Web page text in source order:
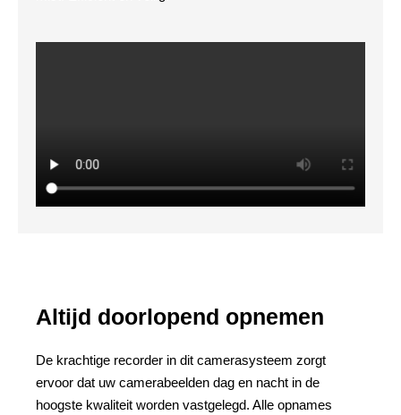
Altijd doorlopend opnemen
De krachtige recorder in dit camerasysteem zorgt
ervoor dat uw camerabeelden dag en nacht in de
hoogste kwaliteit worden vastgelegd. Alle opnames